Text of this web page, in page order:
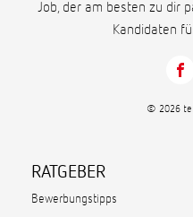
Job, der am besten zu dir
Kandidaten
© 2026
RATGEBER
Bewerbungstipps